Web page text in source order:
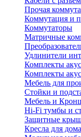
Прочая
Коммутация и
Коммутаторы
Матричные
Удлинители
Комплекты
Комплекты
Мебель для
Стойки и
Мебель и
Hi-Fi тумбы и
Защитные
Кресла для